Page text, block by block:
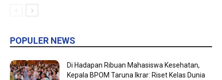
POPULER NEWS
Di Hadapan Ribuan Mahasiswa Kesehatan,
Kepala BPOM Taruna Ikrar: Riset Kelas Dunia